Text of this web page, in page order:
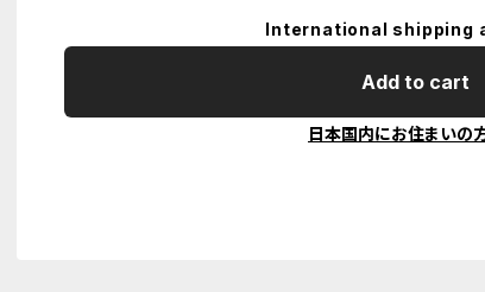
International shipping
Add to cart
日本国内にお住まいの